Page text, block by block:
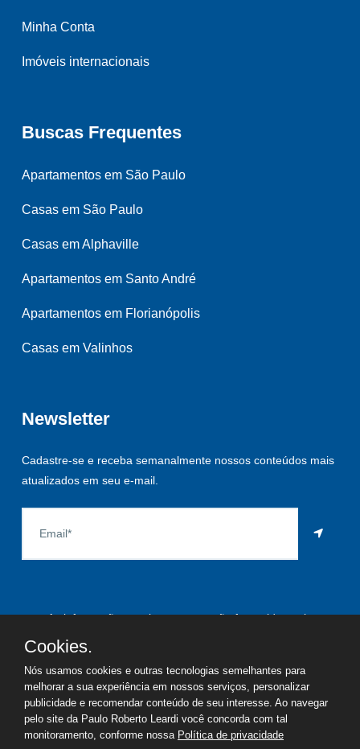
Minha Conta
Imóveis internacionais
Buscas Frequentes
Apartamentos em São Paulo
Casas em São Paulo
Casas em Alphaville
Apartamentos em Santo André
Apartamentos em Florianópolis
Casas em Valinhos
Newsletter
Cadastre-se e receba semanalmente nossos conteúdos mais
atualizados em seu e-mail.
As informações aqui constantes são fornecidas pelo
proprietário do imóvel e estão sujeitas a alteração a qualquer
©2026Copyright - Paulo Roberto Leardi | Todos os direitos
Cookies.
Nós usamos cookies e outras tecnologias semelhantes para
melhorar a sua experiência em nossos serviços, personalizar
publicidade e recomendar conteúdo de seu interesse. Ao navegar
pelo site da Paulo Roberto Leardi você concorda com tal
monitoramento, conforme nossa Política de privacidade